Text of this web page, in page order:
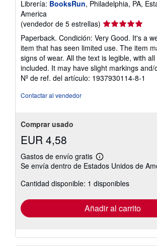
Librería: BooksRun, Philadelphia, PA,
America
(vendedor de 5 estrellas) Calificación
del
vendedor:
5
de
5
estrellas
Paperback. Condición: Very Good. It's a
item that has seen limited use. The item
signs of wear. All the text is legible, with
included. It may have slight markings and/
Nº de ref. del artículo: 1937930114-8-1
Contactar al vendedor
Comprar usado
EUR 4,58
Gastos de envío gratis
Más
información
las
tarifas
envío
Se envía dentro de Estados Unidos de
Cantidad disponible: 1 disponibles
Añadir al carrito